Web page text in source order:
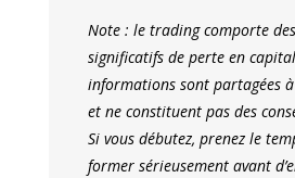
Note : le trading comporte
significatifs de perte en
informations sont partagées
et ne constituent pas des
Si vous débutez, prenez le
former sérieusement avant